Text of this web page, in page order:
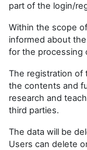
part of the login/
Within the scope
informed about
for the processing
The registration of
the contents and
research and
third parties.
The data will be
Users can delete